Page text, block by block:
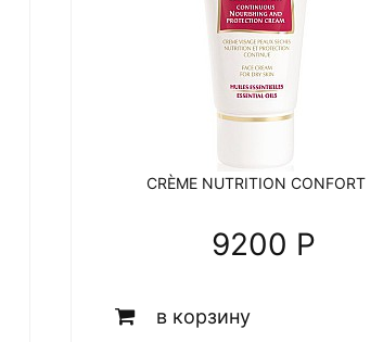
CRÈME NUTRITION CONFORT
9200 P
в корзину